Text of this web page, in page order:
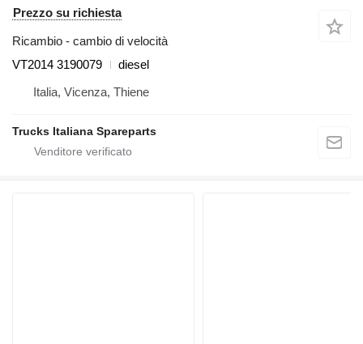
Prezzo su richiesta
Ricambio - cambio di velocità
VT2014 3190079
diesel
Italia, Vicenza, Thiene
Trucks Italiana Spareparts